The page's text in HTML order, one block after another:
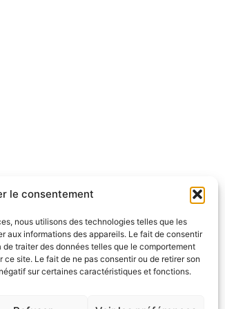
le consentement
nous utilisons des technologies telles que les
aux informations des appareils. Le fait de consentir
traiter des données telles que le comportement
ce site. Le fait de ne pas consentir ou de retirer son
sur certaines caractéristiques et fonctions.